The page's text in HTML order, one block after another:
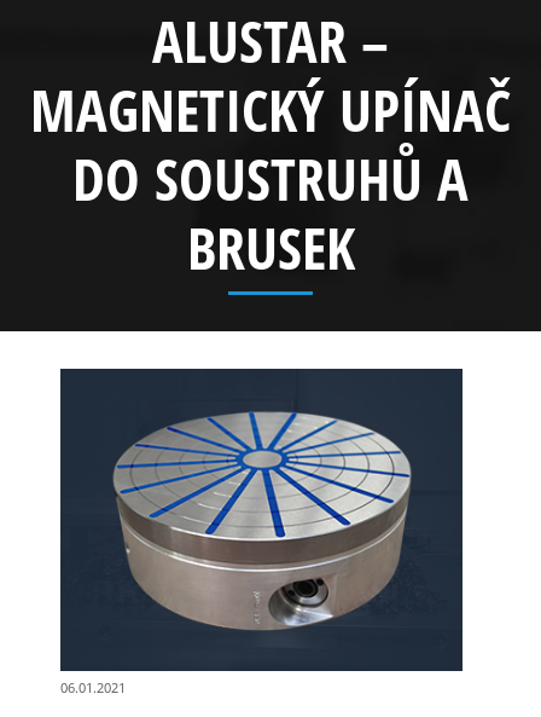
ALUSTAR –
MAGNETICKÝ UPÍNAČ
DO SOUSTRUHŮ A
BRUSEK
06.01.2021